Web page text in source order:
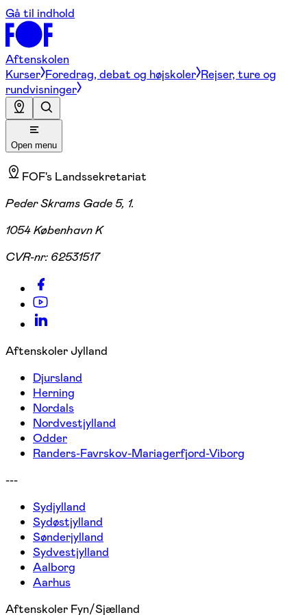
Gå til indhold
Aftenskolen
Kurser Foredrag, debat og højskoler Rejser, ture og
rundvisninger
Open menu
FOF's Landssekretariat
Peder Skrams Gade 5, 1.
1054 København K
CVR-nr: 62531517
Aftenskoler Jylland
Djursland
Herning
Nordals
Nordvestjylland
Odder
Randers-Favrskov-Mariagerfjord-Viborg
---
Sydjylland
Sydøstjylland
Sønderjylland
Sydvestjylland
Aalborg
Aarhus
Aftenskoler Fyn/Sjælland